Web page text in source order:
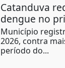
Catanduva
dengue no
Município
2026, contra
período do...